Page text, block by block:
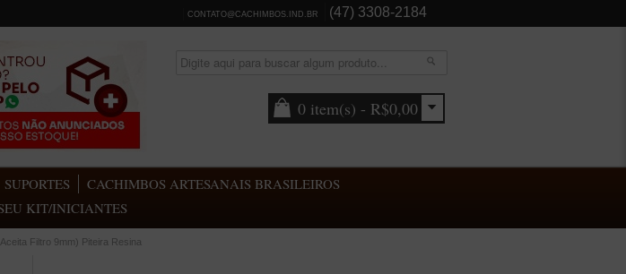
CONTATO@CACHIMBOS.IND.BR (47) 3308-2184
0 item(s) - R$0,00
SUPORTES
CACHIMBOS ARTESANAIS BRASILEIROS
KIT/INICIANTES
Filtro 9mm) Piteira Resina